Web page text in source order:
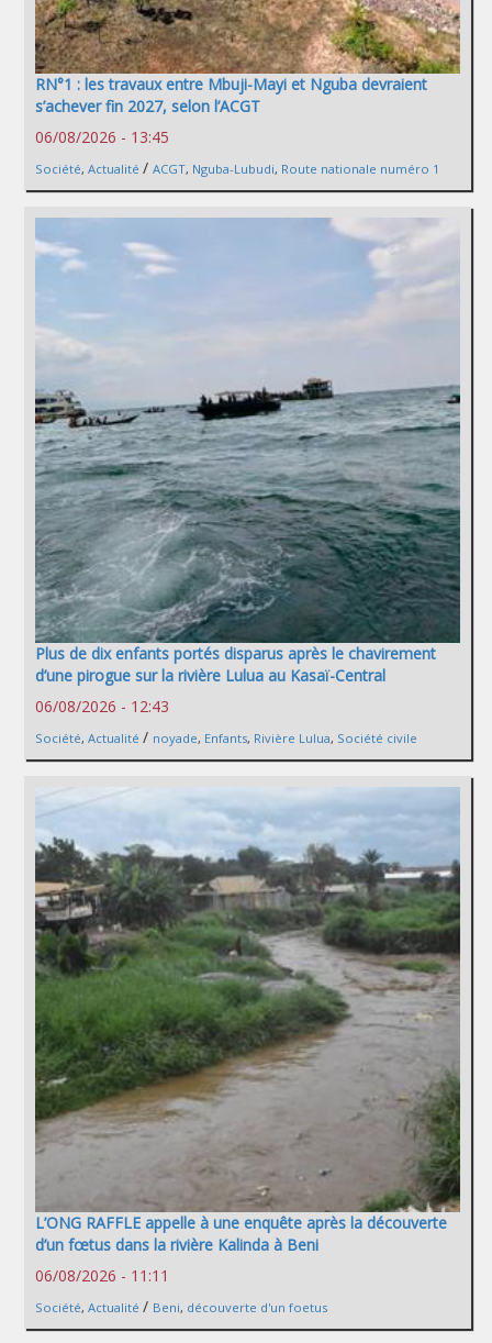
RN°1 : les travaux entre Mbuji-Mayi et Nguba devraient
s’achever fin 2027, selon l’ACGT
06/08/2026 - 13:45
Société, Actualité / ACGT, Nguba-Lubudi, Route nationale numéro 1
Plus de dix enfants portés disparus après le chavirement
d’une pirogue sur la rivière Lulua au Kasaï-Central
06/08/2026 - 12:43
Société, Actualité / noyade, Enfants, Rivière Lulua, Société civile
L’ONG RAFFLE appelle à une enquête après la découverte
d’un fœtus dans la rivière Kalinda à Beni
06/08/2026 - 11:11
Société, Actualité / Beni, découverte d'un foetus